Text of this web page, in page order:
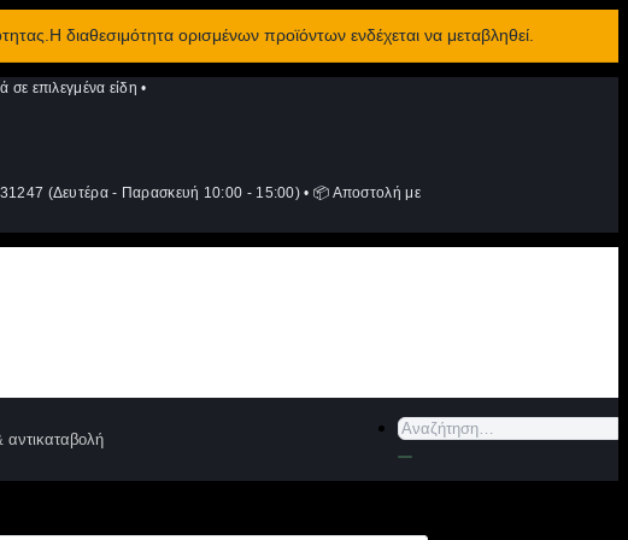
διαθεσιμότητα ορισμένων προϊόντων ενδέχεται να μεταβληθεί.
επιλεγμένα είδη •
(Δευτέρα - Παρασκευή 10:00 - 15:00) • 📦 Αποστολή με
αντικαταβολή
Αναζήτηση